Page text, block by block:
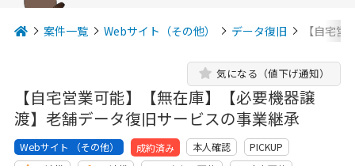
案件一覧 Webサイト（その他） データ復旧 【自宅
【自宅営業可能】【無在庫】【必要機器譲
渡】老舗データ復旧サービスの事業継承
気になる（値下げ通知）
Webサイト （その他） 成約済み 本人確認
PICKUP